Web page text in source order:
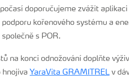
doporučujeme zvážit
podporu kořenového systému a
s POR.
na konci odnožování doplňte
hnojiva YaraVita GRAMITREL v